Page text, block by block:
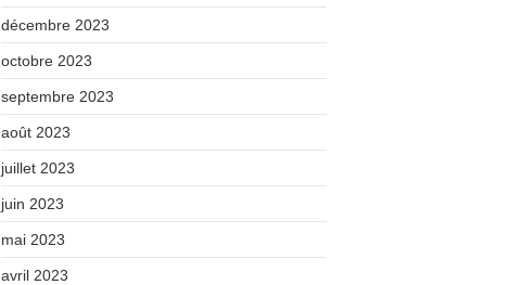
décembre 2023
octobre 2023
septembre 2023
août 2023
juillet 2023
juin 2023
mai 2023
avril 2023